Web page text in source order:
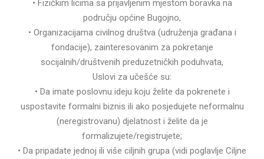
• Fizičkim licima sa prijavljenim mjestom boravka na
području općine Bugojno,
• Organizacijama civilnog društva (udruženja građana i
fondacije), zainteresovanim za pokretanje
socijalnih/društvenih preduzetničkih poduhvata,
Uslovi za učešće su:
• Da imate poslovnu ideju koju želite da pokrenete i
uspostavite formalni biznis ili ako posjedujete neformalnu
(neregistrovanu) djelatnost i želite da je
formalizujete/registrujete;
• Da pripadate jednoj ili više ciljnih grupa (vidi poglavlje Ciljne